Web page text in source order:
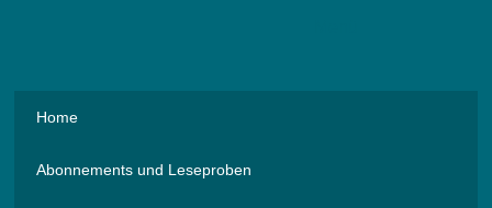
Home
Abonnements und Leseproben